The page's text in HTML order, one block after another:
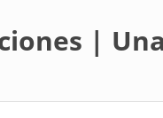
|